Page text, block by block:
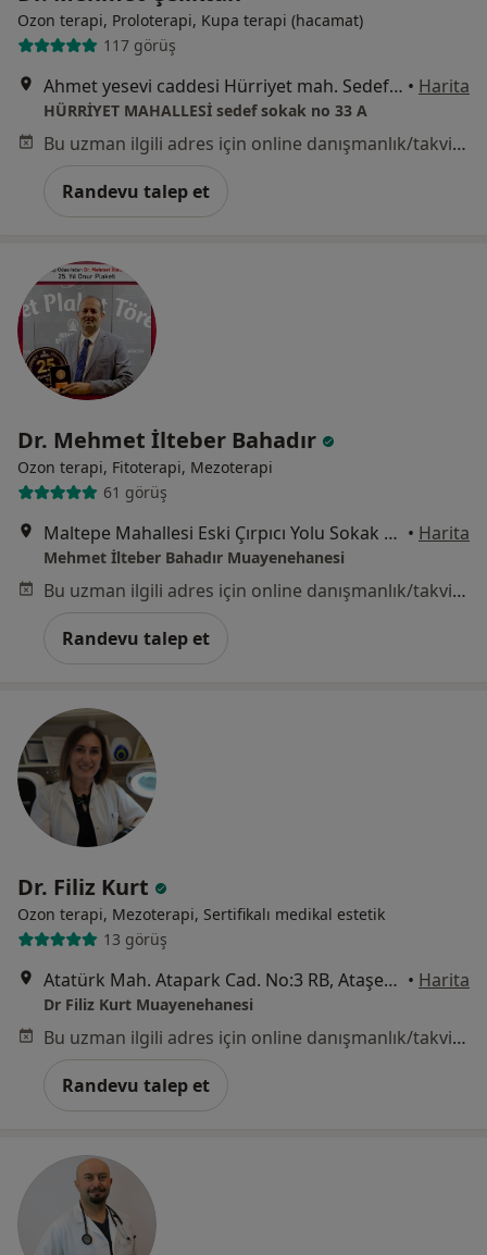
Ozon terapi, Proloterapi, Kupa terapi (hacamat)
117 görüş
Ahmet yesevi caddesi Hürriyet mah. Sedef sok. No:33 Yenibosna, İstanbul • Harita
HÜRRİYET MAHALLESİ sedef sokak no 33 A
Bu uzman ilgili adres için online danışmanlık/takvim sunmuyor.
Randevu talep et
Dr. Mehmet İlteber Bahadır
Ozon terapi, Fitoterapi, Mezoterapi
61 görüş
Maltepe Mahallesi Eski Çırpıcı Yolu Sokak Merter İş Merkezi No:2 D:59 Kat:10 Zeytinburnu, İstanbul • Harita
Mehmet İlteber Bahadır Muayenehanesi
Bu uzman ilgili adres için online danışmanlık/takvim sunmuyor.
Randevu talep et
Dr. Filiz Kurt
Ozon terapi, Mezoterapi, Sertifikalı medikal estetik
13 görüş
Atatürk Mah. Atapark Cad. No:3 RB, Ataşehir • Harita
Dr Filiz Kurt Muayenehanesi
Bu uzman ilgili adres için online danışmanlık/takvim sunmuyor.
Randevu talep et